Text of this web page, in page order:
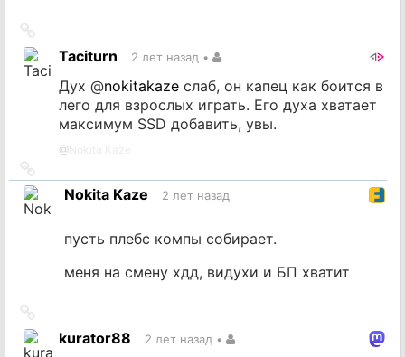
на
источник
Taciturn 2 лет назад •
Дух @nokitakaze слаб, он капец как боится в
лего для взрослых играть. Его духа хватает
максимум SSD добавить, увы.
@
на
источникNokita Kaze 2 лет назад
пусть плебс компы собирает.
меня на смену хдд, видухи и БП хватит
на
источник
kurator88 2 лет назад •